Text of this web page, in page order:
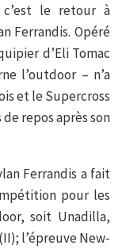
le retour à
Ferrandis. Opéré
d’Eli Tomac
l’outdoor – n’a
et le Supercross
repos après son
Ferrandis a fait
pour les
soit Unadilla,
l’épreuve New-